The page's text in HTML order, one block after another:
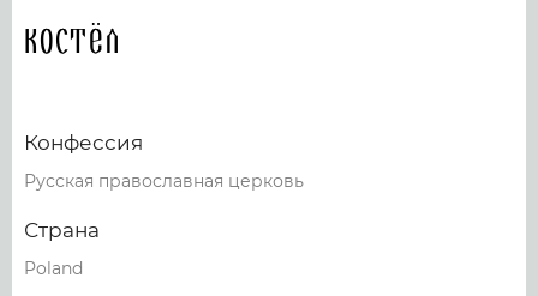
Костёл
Конфессия
Русская православная церковь
Страна
Poland